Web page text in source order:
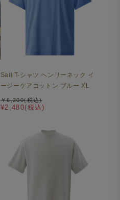
Sail T-シャツ ヘンリーネック イ
ージーケアコットン ブルー XL
¥2,480(税込)
￥6,200(税込)